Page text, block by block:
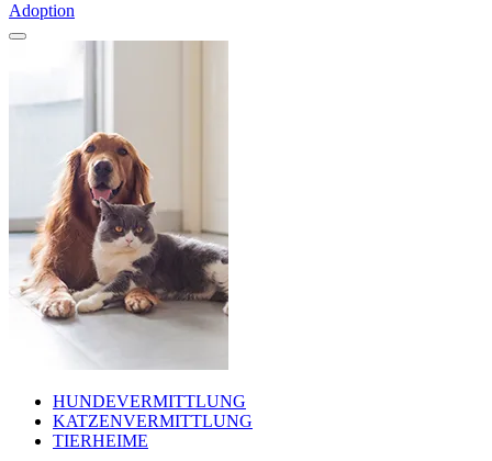
Adoption
HUNDEVERMITTLUNG
KATZENVERMITTLUNG
TIERHEIME